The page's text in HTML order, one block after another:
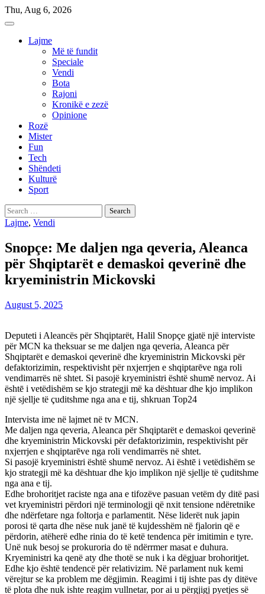
Skip
to
Thu, Aug 6, 2026
Lajme
Më të fundit
Speciale
Vendi
Bota
Rajoni
Kronikë e zezë
Opinione
Rozë
Mister
Fun
Tech
Shëndeti
Kulturë
Sport
Search
for:
Lajme, Vendi
Snopçe: Me daljen nga qeveria, Aleanca
për Shqiptarët e demaskoi qeverinë dhe
kryeministrin Mickovski
August 5, 2025
Deputeti i Aleancës për Shqiptarët, Halil Snopçe gjatë një interviste
për MCN ka theksuar se me daljen nga qeveria, Aleanca për
Shqiptarët e demaskoi qeverinë dhe kryeministrin Mickovski për
defaktorizimin, respektivisht për nxjerrjen e shqiptarēve nga roli
vendimarrës në shtet. Si pasojë kryeministri është shumē nervoz. Ai
ështē i vetëdishëm se kjo strategji më ka dështuar dhe kjo implikon
një sjellje të çuditshme nga ana e tij, shkruan Top24
Intervista ime në lajmet në tv MCN.
Me daljen nga qeveria, Aleanca për Shqiptarët e demaskoi qeverinë
dhe kryeministrin Mickovski për defaktorizimin, respektivisht për
nxjerrjen e shqiptarēve nga roli vendimarrës në shtet.
Si pasojë kryeministri është shumē nervoz. Ai ështē i vetëdishëm se
kjo strategji më ka dështuar dhe kjo implikon një sjellje të çuditshme
nga ana e tij.
Edhe brohoritjet raciste nga ana e tifozëve pasuan vetëm dy ditë pasi
vet kryeministri përdori një terminologji që nxit tensione ndëretnike
dhe ndërfetare nga foltorja e parlamentit. Nëse liderët nuk japin
porosi të qarta dhe nëse nuk janë të kujdesshëm në fjalorin që e
përdorin, atëherë edhe rinia do të ketë tendenca për imitimin e tyre.
Unë nuk besoj se prokuroria do të ndërrmer masat e duhura.
Kryeministri ka qenë aty dhe thotë se nuk i ka dëgjuar brohoritjet.
Edhe kjo është tendencë për relativizim. Në parlament nuk kemi
vërejtur se ka problem me dëgjimin. Reagimi i tij ishte pas dy ditëve
të plota dhe nuk ishte reagim vullnetar, por ai u përgjigj pyetjes së